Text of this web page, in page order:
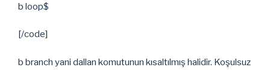
b loop$
[/code]
b branch yani dallan komutunun kısaltılmış halidir. Koşulsuz